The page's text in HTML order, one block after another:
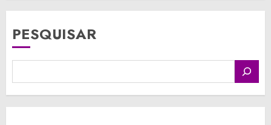
PESQUISAR